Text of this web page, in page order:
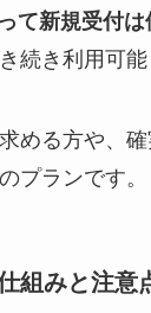
て新規受付は
続き利用可能
める方や、
プランです。
組みと注意